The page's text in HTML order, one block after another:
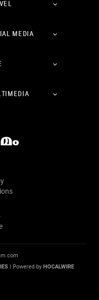
MEDIA
| Powered by HOCALWIRE